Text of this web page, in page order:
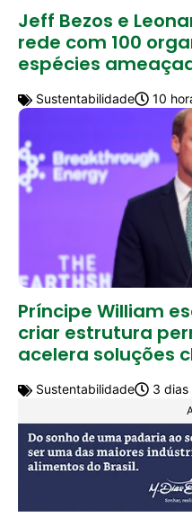
Jeff Bezos e
rede com 100
espécies
Sustentabilidade 10
Príncipe William
criar estrutura
acelera soluções
Sustentabilidade 3 dias